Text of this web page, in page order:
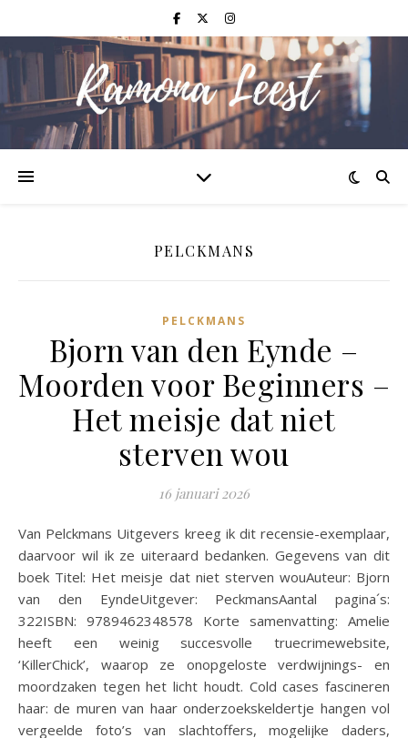
PELCKMANS
PELCKMANS
Bjorn van den Eynde –
Moorden voor Beginners –
Het meisje dat niet
sterven wou
16 januari 2026
Van Pelckmans Uitgevers kreeg ik dit recensie-exemplaar,
daarvoor wil ik ze uiteraard bedanken. Gegevens van dit
boek Titel: Het meisje dat niet sterven wouAuteur: Bjorn
van den EyndeUitgever: PeckmansAantal pagina´s:
322ISBN: 9789462348578 Korte samenvatting: Amelie
heeft een weinig succesvolle truecrimewebsite,
‘KillerChick’, waarop ze onopgeloste verdwijnings- en
moordzaken tegen het licht houdt. Cold cases fascineren
haar: de muren van haar onderzoekskeldertje hangen vol
vergeelde foto’s van slachtoffers, mogelijke daders,